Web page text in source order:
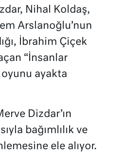
Nihal Koldaş,
Arslanoğlu’nun
İbrahim Çiçek
“İnsanlar
ayakta
Dizdar’ın
bağımlılık ve
ele alıyor.